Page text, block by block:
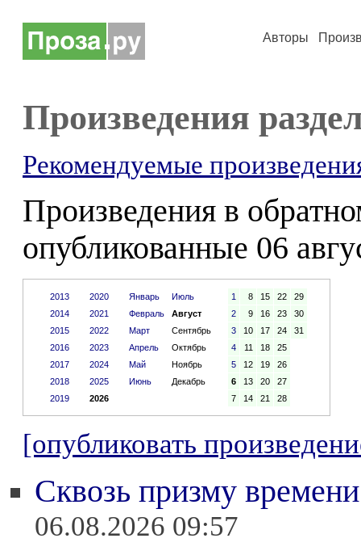
Авторы
Произведения
Рекомендуемые
Произведения в
опубликованные 06
2013
2014
2015
2016
2017
2018
2019
2020
2021
2022
2023
2024
2025
2026
Январь
Июль
Февраль
Август
Март
Сентябрь
Апрель
Октябрь
Май
Ноябрь
Июнь
Декабрь
1 8 15 22
29
2
9 16 23
30
3
10 17 24
31
4
11 18
25
5
12 19
26
6
13 20
27
7
14 21 28
[опубликовать
Сквозь призму времени
06.08.2026 09:57